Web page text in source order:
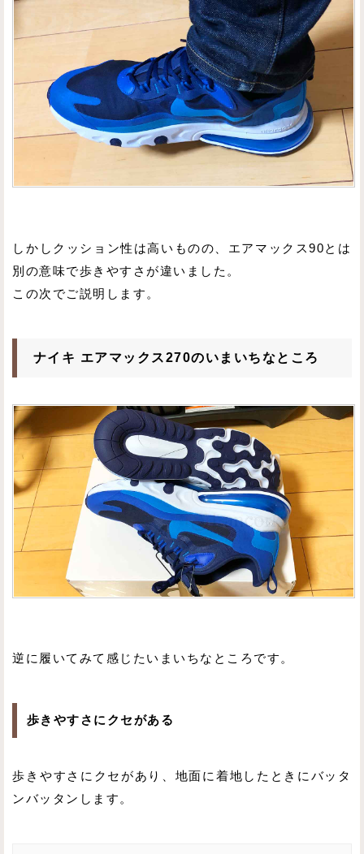
しかしクッション性は高いものの、エアマックス90とは
別の意味で歩きやすさが違いました。
この次でご説明します。
ナイキ エアマックス270のいまいちなところ
逆に履いてみて感じたいまいちなところです。
歩きやすさにクセがある
歩きやすさにクセがあり、地面に着地したときにバッタ
ンバッタンします。